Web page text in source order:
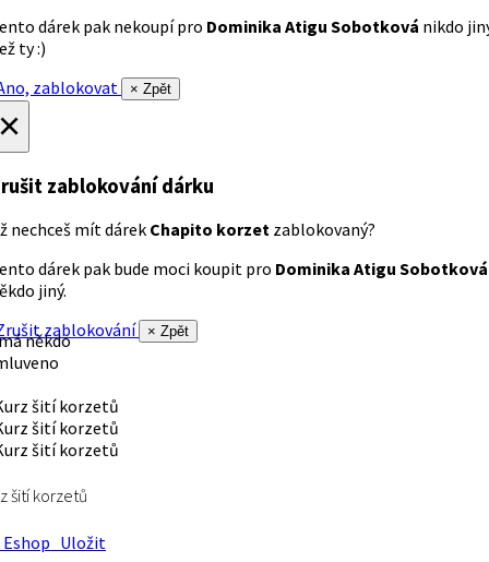
dárek pak nekoupí pro Dominika Atigu Sobotková nikdo
ty :)
zablokovat
× Zpět
zablokování dárku
nechceš mít dárek Chapito korzet zablokovaný?
dárek pak bude moci koupit pro Dominika Atigu Sobotková
jiný.
zablokování
× Zpět
někdo
šití korzetů
Uložit